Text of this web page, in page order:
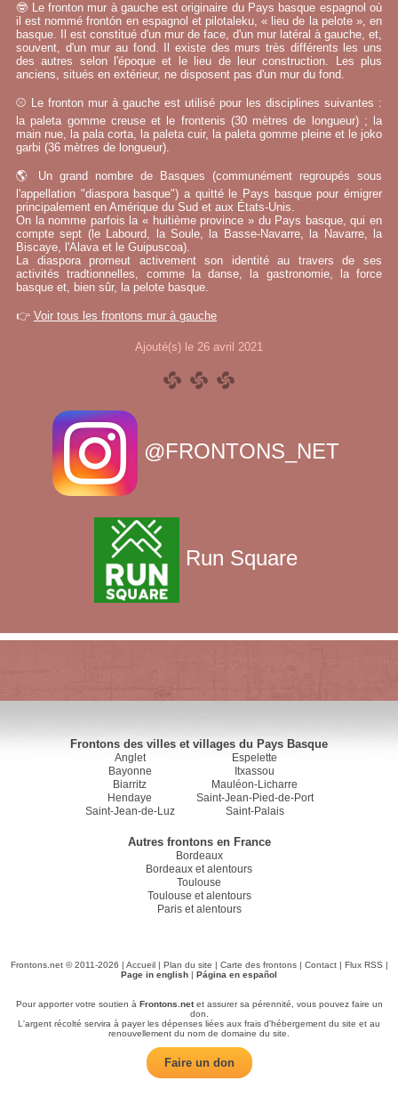
🤓 Le fronton mur à gauche est originaire du Pays basque espagnol où
il est nommé frontón en espagnol et pilotaleku, « lieu de la pelote », en
basque. Il est constitué d'un mur de face, d'un mur latéral à gauche, et,
souvent, d'un mur au fond. Il existe des murs très différents les uns
des autres selon l'époque et le lieu de leur construction. Les plus
anciens, situés en extérieur, ne disposent pas d'un mur du fond.
⚾ Le fronton mur à gauche est utilisé pour les disciplines suivantes :
la paleta gomme creuse et le frontenis (30 mètres de longueur) ; la
main nue, la pala corta, la paleta cuir, la paleta gomme pleine et le joko
garbi (36 mètres de longueur).
🌎 Un grand nombre de Basques (communément regroupés sous
l'appellation "diaspora basque") a quitté le Pays basque pour émigrer
principalement en Amérique du Sud et aux États-Unis.
On la nomme parfois la « huitième province » du Pays basque, qui en
compte sept (le Labourd, la Soule, la Basse-Navarre, la Navarre, la
Biscaye, l'Alava et le Guipuscoa).
La diaspora promeut activement son identité au travers de ses
activités tradtionnelles, comme la danse, la gastronomie, la force
basque et, bien sûr, la pelote basque.
👉 Voir tous les frontons mur à gauche
Ajouté(s) le 26 avril 2021
@FRONTONS_NET
Run Square
Frontons des villes et villages du Pays Basque
Anglet
Bayonne
Biarritz
Hendaye
Saint-Jean-de-Luz
Espelette
Itxassou
Mauléon-Licharre
Saint-Jean-Pied-de-Port
Saint-Palais
Autres frontons en France
Bordeaux
Bordeaux et alentours
Toulouse
Toulouse et alentours
Paris et alentours
Frontons.net © 2011-2026 | Accueil| Plan du site | Carte des frontons| Contact| Flux RSS |
Page in english | Página en español
Pour apporter votre soutien à Frontons.netet assurer sa pérennité, vous pouvez faire un
don.
L'argent récolté servira à payer les dépenses liées aux frais d'hébergement du site et au
renouvellement du nom de domaine du site.
Faire un don